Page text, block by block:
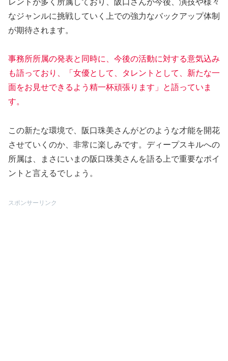
なジャンルに挑戦していく上での強力なバックアップ体制
が期待されます。
事務所所属の発表と同時に、今後の活動に対する意気込み
も語っており、「女優として、タレントとして、新たな一
面をお見せできるよう精一杯頑張ります」と語っていま
す。
この新たな環境で、阪口珠美さんがどのような才能を開花
させていくのか、非常に楽しみです。ディープスキルへの
所属は、まさにいまの阪口珠美さんを語る上で重要なポイ
ントと言えるでしょう。
スポンサーリンク